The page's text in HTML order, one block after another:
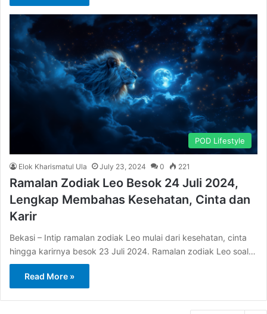
POD Lifestyle
Elok Kharismatul Ula July 23, 2024 0 221
Ramalan Zodiak Leo Besok 24 Juli 2024,
Lengkap Membahas Kesehatan, Cinta dan
Karir
Bekasi – Intip ramalan zodiak Leo mulai dari kesehatan, cinta
hingga karirnya besok 23 Juli 2024. Ramalan zodiak Leo soal…
Read More »